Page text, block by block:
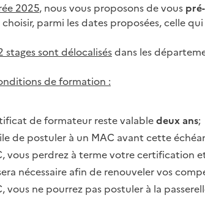
2025, nous vous proposons de vous
parmi les dates proposées, celle
stages sont délocalisésdans les
de formation :
de formateur reste valabledeux ans;
de postuler à un MAC avant cette
vous perdrez à terme votre certification
nécessaire afin de renouveler vos
vous ne pourrez pas postuler à la